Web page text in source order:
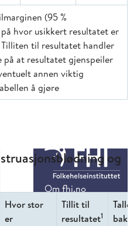
(95 %
hvor usikkert resultatet er
Tilliten til resultatet handler
at resultatet gjenspeiler
annen viktig
å gjøre
og
Hvor stor
er
Tillit til
resultatet1
bak